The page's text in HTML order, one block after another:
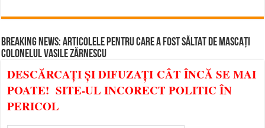
BREAKING NEWS: ARTICOLELE PENTRU CARE A FOST SĂLTAT DE MASCAȚI
COLONELUL VASILE ZĂRNESCU
DESCĂRCAȚI ȘI DIFUZAȚI CÂT ÎNCĂ SE MAI
POATE! SITE-UL INCORECT POLITIC ÎN
PERICOL